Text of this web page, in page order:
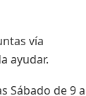
vía
ayudar.
Sábado de 9 a